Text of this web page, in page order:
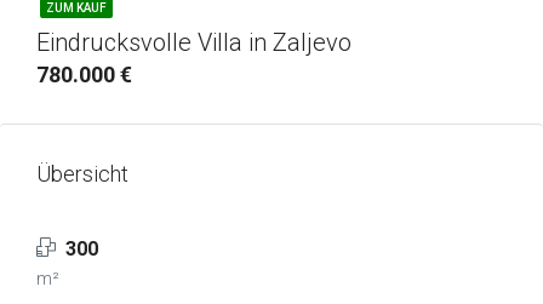
ZUM KAUF
Eindrucksvolle Villa in Zaljevo
780.000 €
Übersicht
300
m²